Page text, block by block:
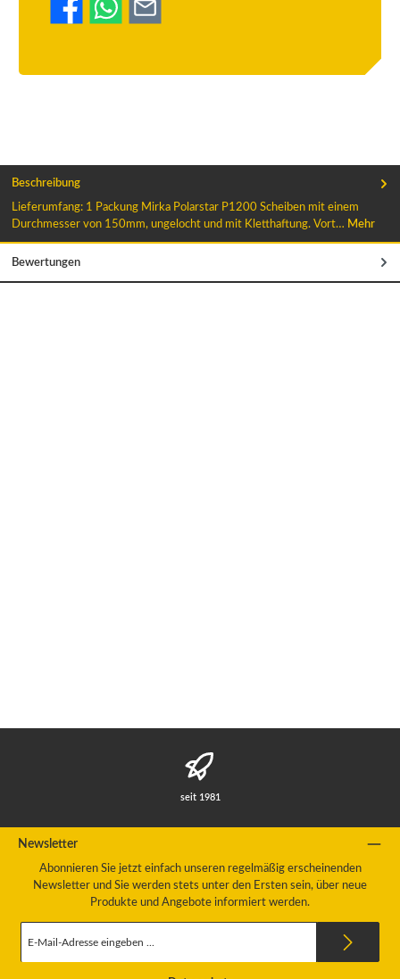
Beschreibung
Lieferumfang: 1 Packung Mirka Polarstar P1200 Scheiben mit einem
Durchmesser von 150mm, ungelocht und mit Kletthaftung. Vort… Mehr
Bewertungen
seit 1981
Newsletter
Abonnieren Sie jetzt einfach unseren regelmäßig erscheinenden
Newsletter und Sie werden stets unter den Ersten sein, über neue
Produkte und Angebote informiert werden.
Mail-